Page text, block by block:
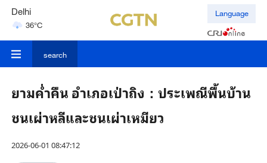
Delhi
36°C
Hyderabad
Language
search
ยามค่ำคืน อำเภอเป่าถิง：ประเพณีพื้นบ้าน
ชนเผ่าหลีและชนเผ่าเหมียว
2026-06-01 08:47:12